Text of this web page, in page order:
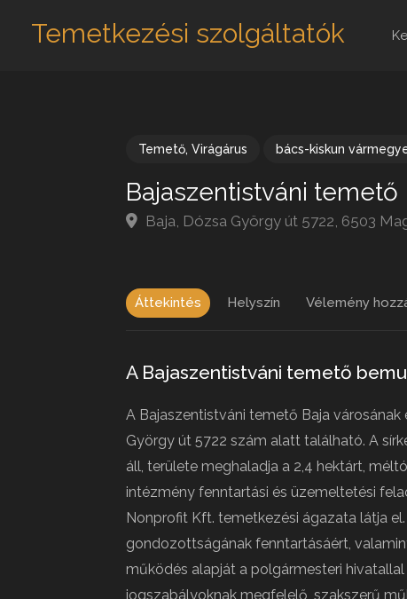
Temetkezési szolgáltatók
Temető, Virágárus bács-kiskun
Bajaszentistváni temető
Baja, Dózsa György út 5722, 6503
Áttekintés Helyszín Vélemény
A Bajaszentistváni temető
A Bajaszentistváni temető Baja
György út 5722 szám alatt található. A
áll, területe meghaladja a 2,4 hektárt,
intézmény fenntartási és üzemeltetési
Nonprofit Kft. temetkezési ágazata látja
gondozottságának fenntartásáért,
működés alapját a polgármesteri
jogszabályoknak megfelelő, szakszerű